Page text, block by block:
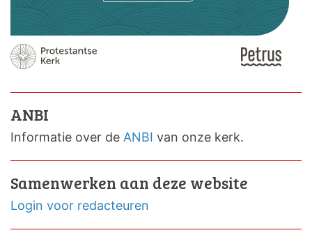
ANBI
Informatie over de ANBI van onze kerk.
Samenwerken aan deze website
Login voor redacteuren